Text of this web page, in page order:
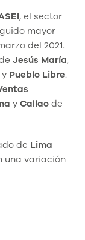
, el sector
mayor
del 2021.
Jesús María,
y Pueblo Libre.
y Callao de
de Lima
una variación